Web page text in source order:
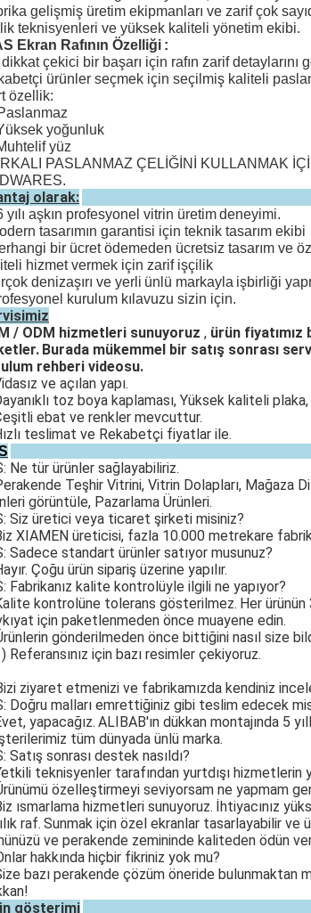
gelişmiş üretim ekipmanları ve zarif çok
teknisyenleri ve yüksek kaliteli yönetim ekibi.
Ekran Rafının Özelliği :
çekici bir başarı için rafın zarif detaylarını
ürünler seçmek için seçilmiş kaliteli
özellik:
yoğunluk
yüz
PASLANMAZ ÇELİĞİNİ KULLANMAK
olarak:
yılı aşkın profesyonel vitrin üretimdeneyimi.
tasarımın garantisi için teknik tasarım ekibi
bir ücret ödemeden ücretsiz tasarım ve
hizmet vermek için zarif işçilik
denizaşırı ve yerli ünlü markayla işbirliği
kurulum kılavuzu sizin için.
/ ODM hizmetleri sunuyoruz , ürün
Burada mükemmel bir satış sonrası
rehberi videosu.
ve açılan yapı.
toz boya kaplaması, Yüksek kaliteli plaka,
ebat ve renkler mevcuttur.
teslimat ve Rekabetçi fiyatlar ile.
Ne tür ürünler sağlayabiliriz.
Teşhir Vitrini, Vitrin Dolapları, Mağaza
görüntüle, Pazarlama Ürünleri.
Siz üretici veya ticaret şirketi misiniz?
XIAMEN üreticisi, fazla 10.000 metrekare
Sadece standart ürünler satıyor musunuz?
Çoğu ürün sipariş üzerine yapılır.
Fabrikanız kalite kontrolüyle ilgili ne yapıyor?
kontrolüne tolerans gösterilmez. Her
için paketlenmeden önce muayene edin.
gönderilmeden önce bittiğini nasıl size
Referansınız için bazı resimler çekiyoruz.
ziyaret etmenizi ve fabrikamızda kendiniz
Doğru malları emrettiğiniz gibi teslim edecek
yapacağız. ALIBAB'ın dükkan montajında ​​5
tüm dünyada ünlü marka.
Satış sonrası destek nasıldı?
teknisyenler tarafından yurtdışı
özelleştirmeyi seviyorsam ne yapmam
ısmarlama hizmetleri sunuyoruz. İhtiyacınız
raf. Sunmak için özel ekranlar tasarlayabilir ve
ve perakende zemininde kaliteden ödün
hakkında hiçbir fikriniz yok mu?
bazı perakende çözüm öneride bulunmaktan
gösterimi